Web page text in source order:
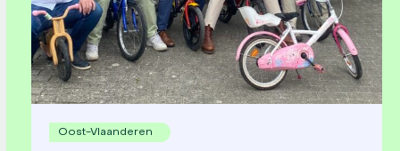
Oost-Vlaanderen